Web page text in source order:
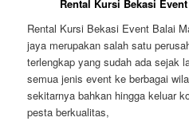
Rental Kursi Bekasi
Rental Kursi Bekasi Event Balai
jaya merupakan salah satu
terlengkap yang sudah ada sejak
semua jenis event ke berbagai
sekitarnya bahkan hingga keluar
pesta berkualitas,